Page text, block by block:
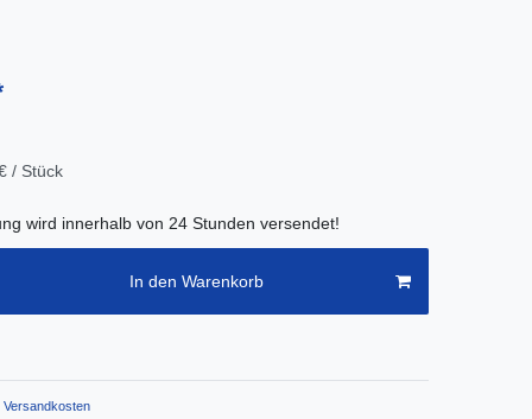
/ Stück
wird innerhalb von 24 Stunden versendet!
In den Warenkorb
Versandkosten